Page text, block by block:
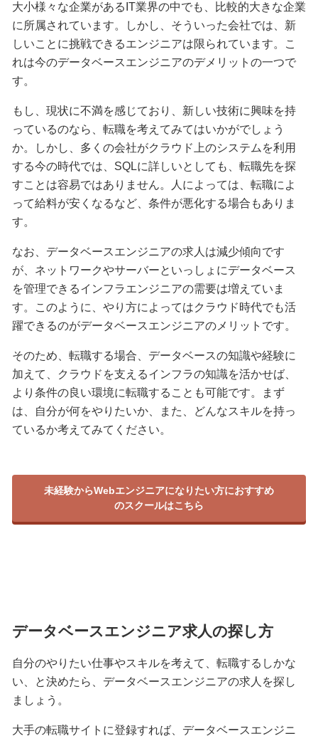
大小様々な企業があるIT業界の中でも、比較的大きな企業
に所属されています。しかし、そういった会社では、新
しいことに挑戦できるエンジニアは限られています。こ
れは今のデータベースエンジニアのデメリットの一つで
す。
もし、現状に不満を感じており、新しい技術に興味を持
っているのなら、転職を考えてみてはいかがでしょう
か。しかし、多くの会社がクラウド上のシステムを利用
する今の時代では、SQLに詳しいとしても、転職先を探
すことは容易ではありません。人によっては、転職によ
って給料が安くなるなど、条件が悪化する場合もありま
す。
なお、データベースエンジニアの求人は減少傾向です
が、ネットワークやサーバーといっしょにデータベース
を管理できるインフラエンジニアの需要は増えていま
す。このように、やり方によってはクラウド時代でも活
躍できるのがデータベースエンジニアのメリットです。
そのため、転職する場合、データベースの知識や経験に
加えて、クラウドを支えるインフラの知識を活かせば、
より条件の良い環境に転職することも可能です。まず
は、自分が何をやりたいか、また、どんなスキルを持っ
ているか考えてみてください。
未経験からWebエンジニアになりたい方におすすめ
のスクールはこちら
データベースエンジニア求人の探し方
自分のやりたい仕事やスキルを考えて、転職するしかな
い、と決めたら、データベースエンジニアの求人を探し
ましょう。
大手の転職サイトに登録すれば、データベースエンジニ